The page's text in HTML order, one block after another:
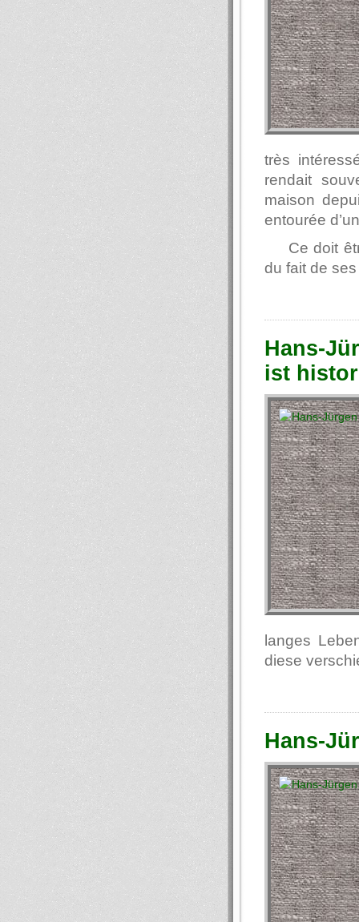
très
rendait
maison
entourée
Ce doit
du fait de
Hans-
ist
langes
diese
Hans-